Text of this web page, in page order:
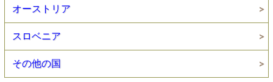
オーストリア
スロベニア
その他の国